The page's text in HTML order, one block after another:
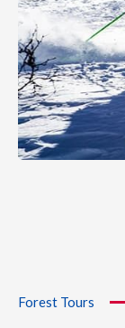
Forest Tours